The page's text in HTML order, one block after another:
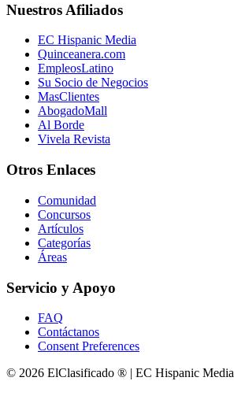
Nuestros Afiliados
EC Hispanic Media
Quinceanera.com
EmpleosLatino
Su Socio de Negocios
MasClientes
AbogadoMall
Al Borde
Vivela Revista
Otros Enlaces
Comunidad
Concursos
Artículos
Categorías
Áreas
Servicio y Apoyo
FAQ
Contáctanos
Consent Preferences
© 2026 ElClasificado ® | EC Hispanic Media